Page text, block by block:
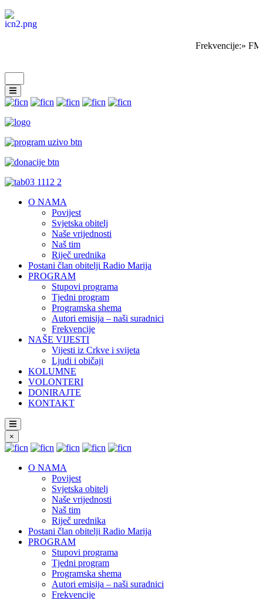
Frekvencije:»
O NAMA
Povijest
Svjetska obitelj
Naše vrijednosti
Naš tim
Riječ urednika
Postani član obitelji Radio Marija
PROGRAM
Stupovi programa
Tjedni program
Programska shema
Autori emisija – naši suradnici
Frekvencije
NAŠE VIJESTI
Vijesti iz Crkve i svijeta
Ljudi i običaji
KOLUMNE
VOLONTERI
DONIRAJTE
KONTAKT
×
O NAMA
Povijest
Svjetska obitelj
Naše vrijednosti
Naš tim
Riječ urednika
Postani član obitelji Radio Marija
PROGRAM
Stupovi programa
Tjedni program
Programska shema
Autori emisija – naši suradnici
Frekvencije